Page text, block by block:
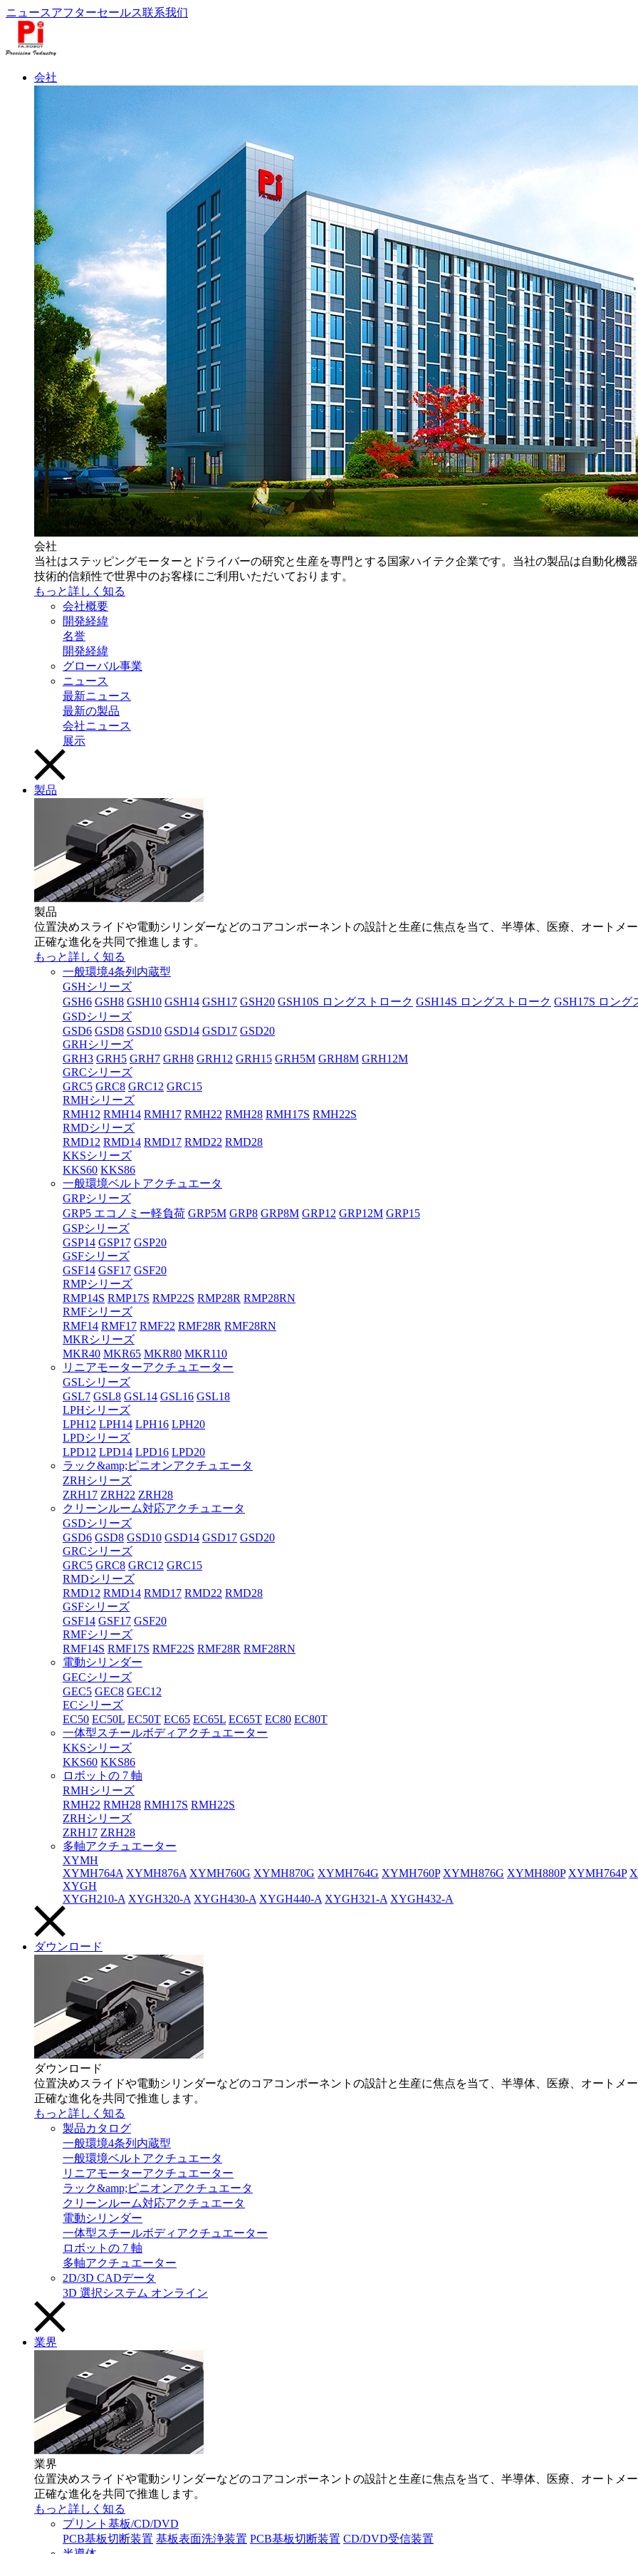
ニュースアフターセールス联系我们
会社
会社
当社はステッピングモーターとドライバーの研究と生産を専門とする国家ハイテク企業です。当社の製品は自動化機
技術的信頼性で世界中のお客様にご利用いただいております。
もっと詳しく知る
会社概要
開発経緯
名誉
開発経緯
グローバル事業
ニュース
最新ニュース
最新の製品
会社ニュース
展示
製品
製品
位置決めスライドや電動シリンダーなどのコアコンポーネントの設計と生産に焦点を当て、半導体、医療、オートメ
正確な進化を共同で推進します。
もっと詳しく知る
一般環境4条列内蔵型
GSHシリーズ
GSH6 GSH8 GSH10 GSH14 GSH17 GSH20 GSH10S ロングストローク GSH14S ロングストローク GSH17S ロング
GSDシリーズ
GSD6 GSD8 GSD10 GSD14 GSD17 GSD20
GRHシリーズ
GRH3 GRH5 GRH7 GRH8 GRH12 GRH15 GRH5M GRH8M GRH12M
GRCシリーズ
GRC5 GRC8 GRC12 GRC15
RMHシリーズ
RMH12 RMH14 RMH17 RMH22 RMH28 RMH17S RMH22S
RMDシリーズ
RMD12 RMD14 RMD17 RMD22 RMD28
KKSシリーズ
KKS60 KKS86
一般環境ベルトアクチュエータ
GRPシリーズ
GRP5 エコノミー軽負荷 GRP5M GRP8 GRP8M GRP12 GRP12M GRP15
GSPシリーズ
GSP14 GSP17 GSP20
GSFシリーズ
GSF14 GSF17 GSF20
RMPシリーズ
RMP14S RMP17S RMP22S RMP28R RMP28RN
RMFシリーズ
RMF14 RMF17 RMF22 RMF28R RMF28RN
MKRシリーズ
MKR40 MKR65 MKR80 MKR110
リニアモーターアクチュエーター
GSLシリーズ
GSL7 GSL8 GSL14 GSL16 GSL18
LPHシリーズ
LPH12 LPH14 LPH16 LPH20
LPDシリーズ
LPD12 LPD14 LPD16 LPD20
ラック&amp;ピニオンアクチュエータ
ZRHシリーズ
ZRH17 ZRH22 ZRH28
クリーンルーム対応アクチュエータ
GSDシリーズ
GSD6 GSD8 GSD10 GSD14 GSD17 GSD20
GRCシリーズ
GRC5 GRC8 GRC12 GRC15
RMDシリーズ
RMD12 RMD14 RMD17 RMD22 RMD28
GSFシリーズ
GSF14 GSF17 GSF20
RMFシリーズ
RMF14S RMF17S RMF22S RMF28R RMF28RN
電動シリンダー
GECシリーズ
GEC5 GEC8 GEC12
ECシリーズ
EC50 EC50L EC50T EC65 EC65L EC65T EC80 EC80T
一体型スチールボディアクチュエーター
KKSシリーズ
KKS60 KKS86
ロボットの 7 軸
RMHシリーズ
RMH22 RMH28 RMH17S RMH22S
ZRHシリーズ
ZRH17 ZRH28
多軸アクチュエーター
XYMH
XYMH764A XYMH876A XYMH760G XYMH870G XYMH764G XYMH760P XYMH876G XYMH880P XYMH764P
XYGH
XYGH210-A XYGH320-A XYGH430-A XYGH440-A XYGH321-A XYGH432-A
ダウンロード
ダウンロード
位置決めスライドや電動シリンダーなどのコアコンポーネントの設計と生産に焦点を当て、半導体、医療、オートメ
正確な進化を共同で推進します。
もっと詳しく知る
製品カタログ
一般環境4条列内蔵型
一般環境ベルトアクチュエータ
リニアモーターアクチュエーター
ラック&amp;ピニオンアクチュエータ
クリーンルーム対応アクチュエータ
電動シリンダー
一体型スチールボディアクチュエーター
ロボットの 7 軸
多軸アクチュエーター
2D/3D CADデータ
3D 選択システム オンライン
業界
業界
位置決めスライドや電動シリンダーなどのコアコンポーネントの設計と生産に焦点を当て、半導体、医療、オートメ
正確な進化を共同で推進します。
もっと詳しく知る
プリント基板/CD/DVD
PCB基板切断装置 基板表面洗浄装置 PCB基板切断装置 CD/DVD受信装置